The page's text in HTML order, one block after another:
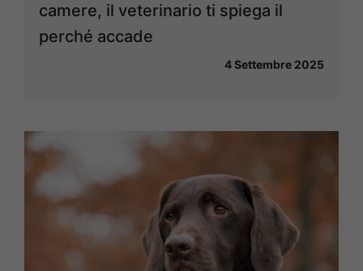
camere, il veterinario ti spiega il
perché accade
4 Settembre 2025